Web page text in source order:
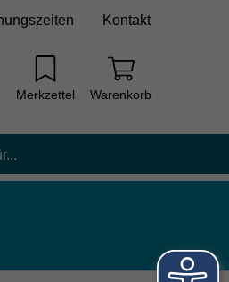
Kontakt
Merkzettel Warenkorb